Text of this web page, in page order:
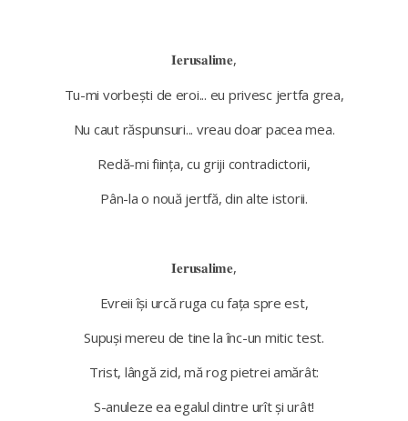
𝐈𝐞𝐫𝐮𝐬𝐚𝐥𝐢𝐦𝐞,
Tu-mi vorbești de eroi... eu privesc jertfa grea,
Nu caut răspunsuri... vreau doar pacea mea.
Redă-mi ființa, cu griji contradictorii,
Pân-la o nouă jertfă, din alte istorii.
𝐈𝐞𝐫𝐮𝐬𝐚𝐥𝐢𝐦𝐞,
Evreii își urcă ruga cu fața spre est,
Supuși mereu de tine la înc-un mitic test.
Trist, lângă zid, mă rog pietrei amărât:
S-anuleze ea egalul dintre urît și urât!